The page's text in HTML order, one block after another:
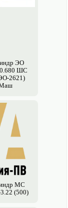
ЭО
ШС
2621)
МС
(500)